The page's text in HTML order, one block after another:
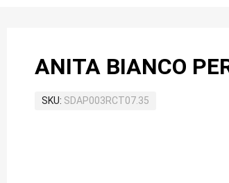
ANITA BIANCO
SKU SDAP003RCT07.35